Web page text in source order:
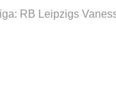
RB Leipzigs